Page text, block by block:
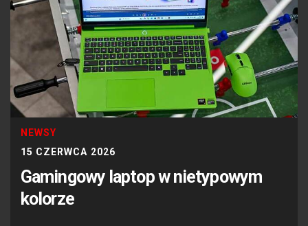
NEWSY
15 CZERWCA 2026
Gamingowy laptop w nietypowym
kolorze